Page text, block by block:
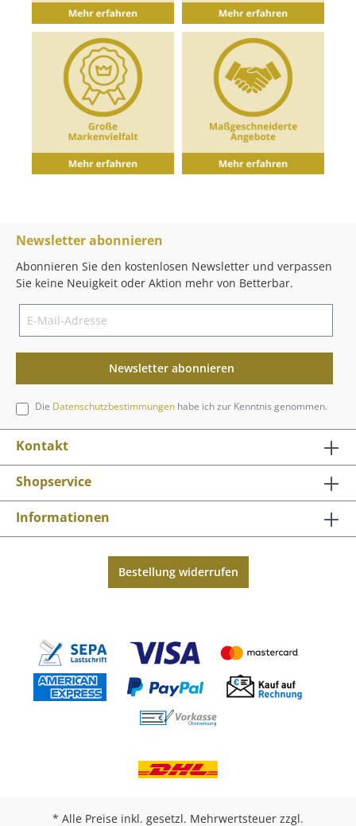
Newsletter abonnieren
Abonnieren Sie den kostenlosen Newsletter und verpassen
Sie keine Neuigkeit oder Aktion mehr von Betterbar.
Newsletter abonnieren
Die Datenschutzbestimmungen habe ich zur Kenntnis genommen.
Kontakt
Shopservice
Informationen
Bestellung widerrufen
* Alle Preise inkl. gesetzl. Mehrwertsteuer zzgl.